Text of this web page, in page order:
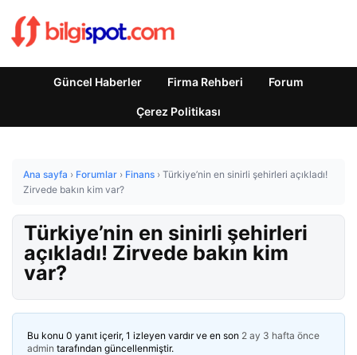
Güncel Haberler Firma Rehberi Forum
Çerez Politikası
Ana sayfa › Forumlar › Finans › Türkiye’nin en sinirli şehirleri açıkladı!
Zirvede bakın kim var?
Türkiye’nin en sinirli şehirleri
açıkladı! Zirvede bakın kim
var?
Bu konu 0 yanıt içerir, 1 izleyen vardır ve en son 2 ay 3 hafta önce
admin tarafından güncellenmiştir.